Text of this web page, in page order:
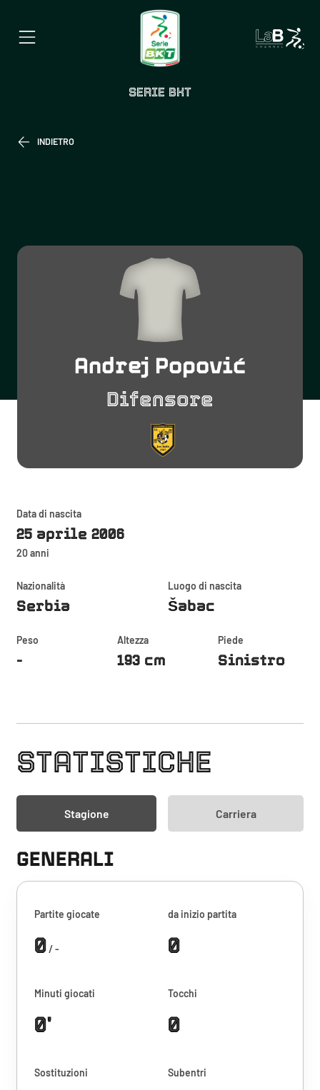
SERIE BKT
INDIETRO
Andrej Popović
Difensore
Data di nascita
25 aprile 2006
20 anni
Nazionalità
Serbia
Luogo di nascita
Šabac
Peso
-
Altezza
193 cm
Piede
Sinistro
STATISTICHE
Stagione Carriera
GENERALI
Partite giocate
0/ -
da inizio partita
0
Minuti giocati
0'
Tocchi
0
Sostituzioni Subentri